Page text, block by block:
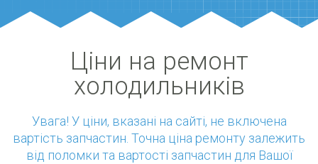
Ціни на ремонт
холодильників
Увага! У ціни, вказані на сайті, не включена
вартість запчастин. Точна ціна ремонту залежить
від поломки та вартості запчастин для Вашої